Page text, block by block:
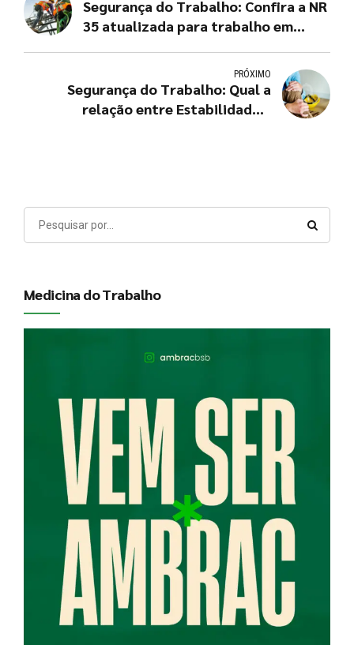
Segurança do Trabalho: Confira a NR
35 atualizada para trabalho em
PRÓXIMO
Segurança do Trabalho: Qual a
relação entre Estabilidade e
Medicina do Trabalho